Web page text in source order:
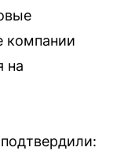
компании
на